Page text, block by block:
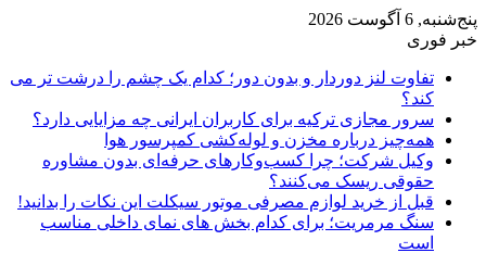
پنج‌شنبه, 6 آگوست 2026
خبر فوری
تفاوت لنز دوردار و بدون دور؛ کدام یک چشم را درشت تر می
کند؟
سرور مجازی ترکیه برای کاربران ایرانی چه مزایایی دارد؟
همه‌چیز درباره مخزن و لوله‌کشی کمپرسور هوا
وکیل شرکت؛ چرا کسب‌وکارهای حرفه‌ای بدون مشاوره
حقوقی ریسک می‌کنند؟
قبل از خرید لوازم مصرفی موتور سیکلت این نکات را بدانید!
سنگ مرمریت؛ برای کدام بخش های نمای داخلی مناسب
است